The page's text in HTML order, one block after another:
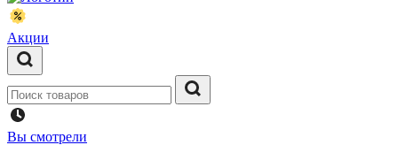
Акции
Вы смотрели